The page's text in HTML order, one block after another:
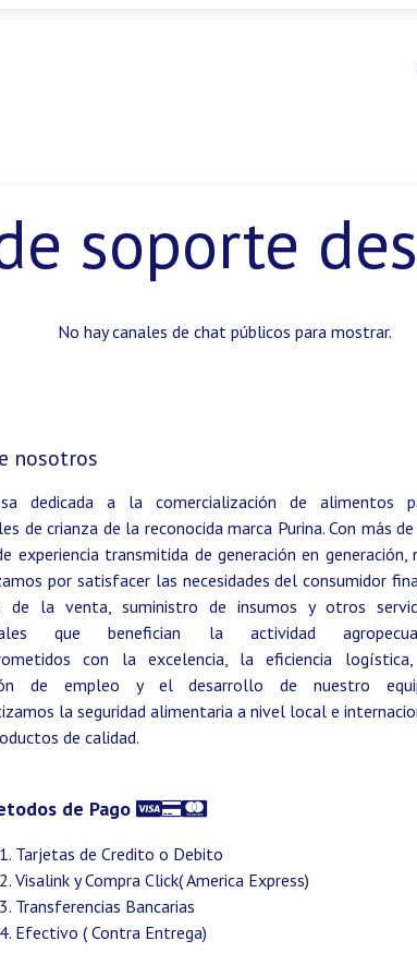
soporte
No hay canales de chat públicos para mostrar.
nosotros
dedicada a la comercialización de alimentos
de crianza de la reconocida marca Purina. Con más
experiencia transmitida de generación en generación,
por satisfacer las necesidades del consumidor
de la venta, suministro de insumos y otros
que benefician la actividad
con la excelencia, la eficiencia
de empleo y el desarrollo de nuestro
la seguridad alimentaria a nivel local e
de calidad.
de Pago
Tarjetas de Credito o Debito
Visalink y Compra Click( America Express)
Transferencias Bancarias
Efectivo ( Contra Entrega)